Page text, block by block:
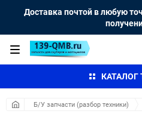
Доставка почтой в любую
КАТАЛОГ
Б/У запчасти (разбор техники)